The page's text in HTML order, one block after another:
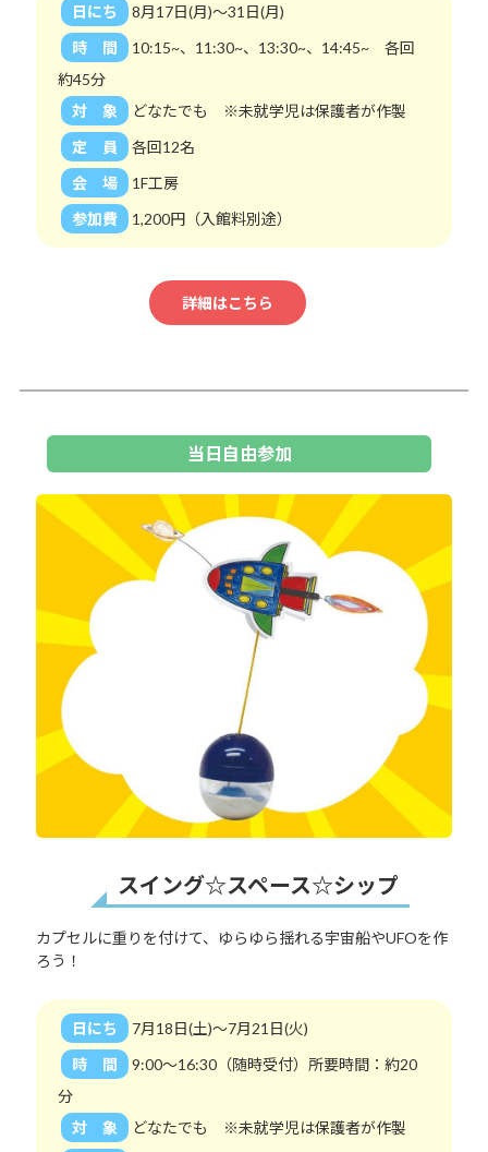
日にち
8月17日(月)～31日(月)
時 間
10:15~、11:30~、13:30~、14:45~ 各回
約45分
対 象
どなたでも ※未就学児は保護者が作製
定 員
各回12名
会 場
1F工房
参加費
1,200円（入館料別途）
詳細はこちら
当日自由参加
スイング☆スペース☆シップ
カプセルに重りを付けて、ゆらゆら揺れる宇宙船やUFOを作
ろう！
日にち
7月18日(土)～7月21日(火)
時 間
9:00～16:30（随時受付）所要時間：約20
分
対 象
どなたでも ※未就学児は保護者が作製